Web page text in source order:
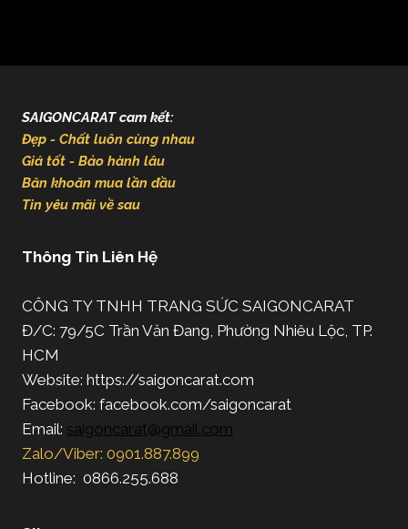
SAIGONCARAT cam kết:
Đẹp - Chất luôn cùng nhau
Giá tốt - Bảo hành lâu
Băn khoăn mua lần đầu
Tin yêu mãi về sau
Thông Tin Liên Hệ
CÔNG TY TNHH TRANG SỨC SAIGONCARAT
Đ/C: 79/5C Trần Văn Đang, Phường Nhiêu Lộc, TP.
HCM
Website: https://saigoncarat.com
Facebook: facebook.com/saigoncarat
Email: saigoncarat@gmail.com
Zalo/Viber: 0901.887.899
Hotline: 0866.255.688